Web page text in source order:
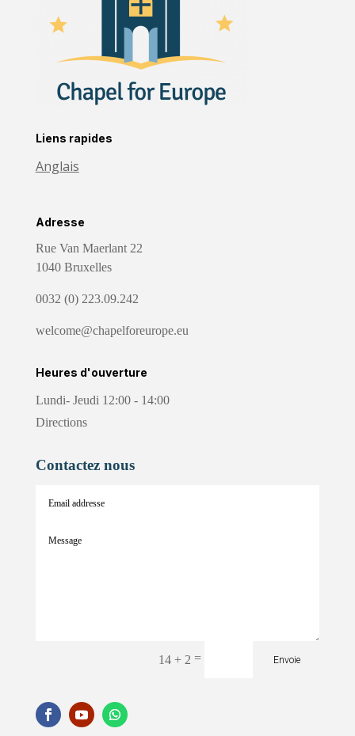
Liens rapides
Anglais
Adresse
Rue Van Maerlant 22
1040 Bruxelles
0032 (0) 223.09.242
welcome@chapelforeurope.eu
Heures d'ouverture
Lundi- Jeudi 12:00 - 14:00
Directions
Contactez nous
14 + 2 = Envoie